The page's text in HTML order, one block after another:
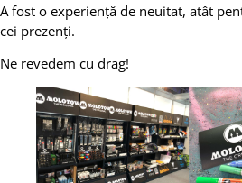
A fost o experiență de neuitat, atât
cei prezenți.
Ne revedem cu drag!